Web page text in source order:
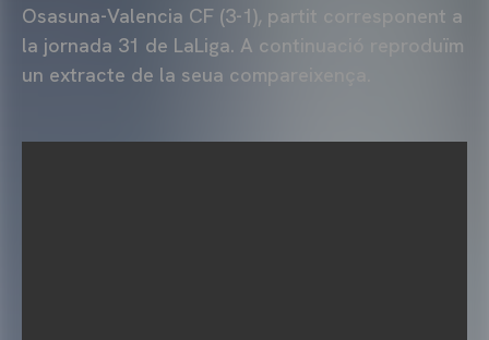
Osasuna-Valencia CF (3-1), partit corresponent a
la jornada 31 de LaLiga. A continuació reproduïm
un extracte de la seua compareixença.